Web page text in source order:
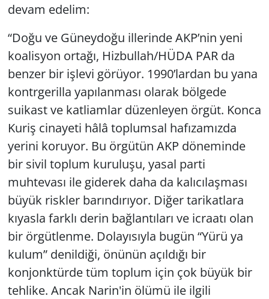
devam edelim:
“Doğu ve Güneydoğu illerinde AKP’nin yeni
koalisyon ortağı, Hizbullah/HÜDA PAR da
benzer bir işlevi görüyor. 1990’lardan bu yana
kontrgerilla yapılanması olarak bölgede
suikast ve katliamlar düzenleyen örgüt. Konca
Kuriş cinayeti hâlâ toplumsal hafızamızda
yerini koruyor. Bu örgütün AKP döneminde
bir sivil toplum kuruluşu, yasal parti
muhtevası ile giderek daha da kalıcılaşması
büyük riskler barındırıyor. Diğer tarikatlara
kıyasla farklı derin bağlantıları ve icraatı olan
bir örgütlenme. Dolayısıyla bugün “Yürü ya
kulum” denildiği, önünün açıldığı bir
konjonktürde tüm toplum için çok büyük bir
tehlike. Ancak Narin'in ölümü ile ilgili